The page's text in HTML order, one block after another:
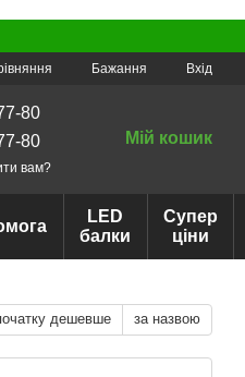
Бажання Вхід
80
80
вам?
Мій кошик
LED
балки
Супер
ціни
дешевше за назвою